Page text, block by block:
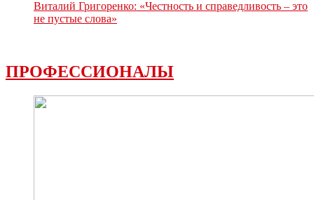
Виталий Григоренко: «Честность и справедливость – это
не пустые слова»
ПРОФЕССИОНАЛЫ